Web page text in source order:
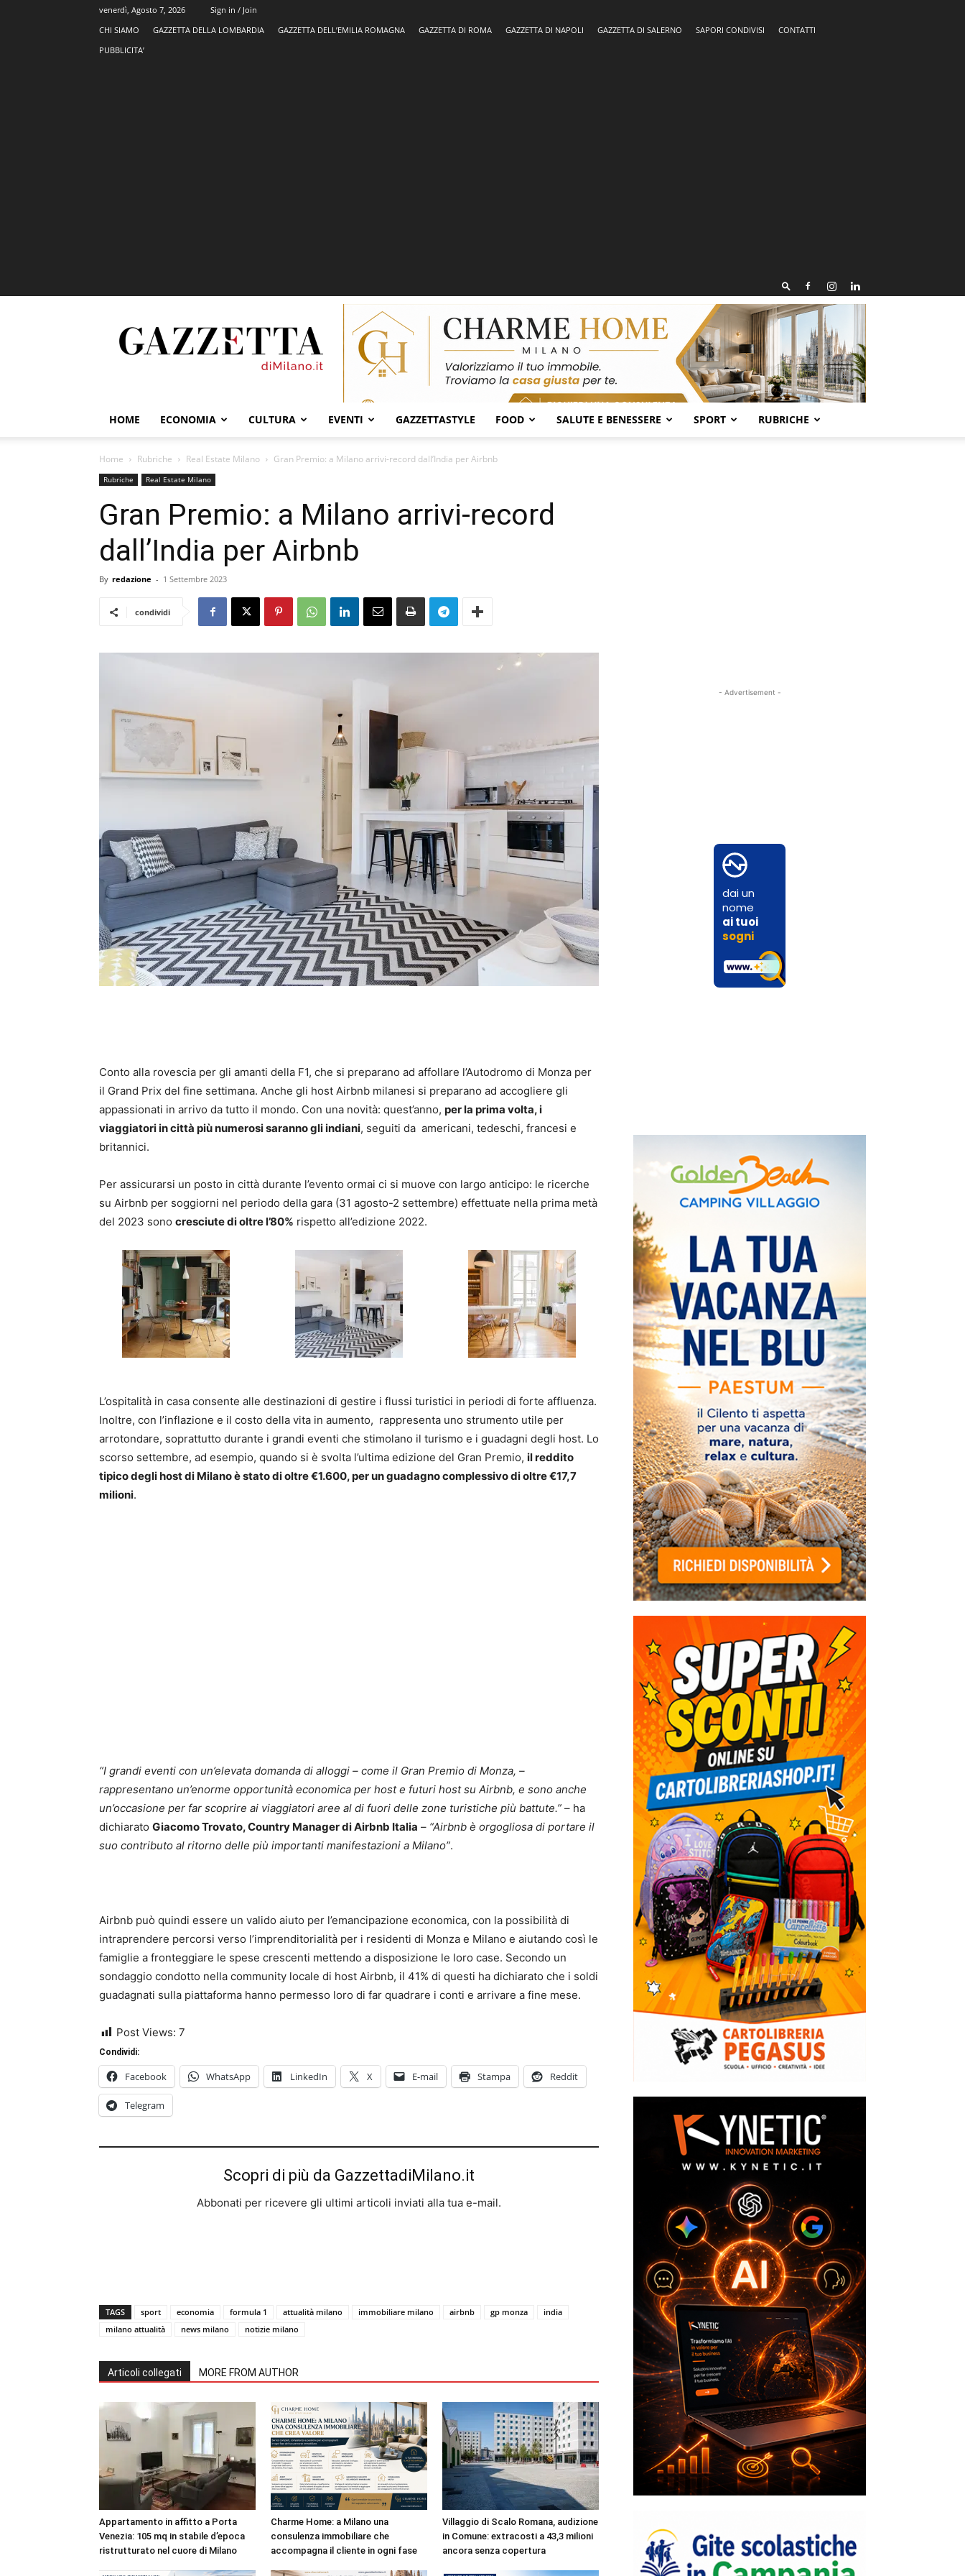
venerdì, Agosto 7, 2026
Sign in / Join
CHI SIAMO
GAZZETTA DELLA LOMBARDIA GAZZETTA DELL’EMILIA ROMAGNA GAZZETTA DI ROMA GAZZETTA DI NAPOLI GAZZETTA DI SALERNO SAPORI CONDIVISI
CONTATTI
PUBBLICITA’
HOME ECONOMIA CULTURA EVENTI GAZZETTASTYLE FOOD SALUTE E BENESSERE SPORT RUBRICHE
Home Rubriche Real Estate Milano Gran Premio: a Milano arrivi-record dall’India per Airbnb
Rubriche Real Estate Milano
Gran Premio: a Milano arrivi-record
dall’India per Airbnb
By redazione - 1 Settembre 2023
condividi
Conto alla rovescia per gli amanti della F1, che si preparano ad affollare l’Autodromo di Monza per
il Grand Prix del fine settimana. Anche gli host Airbnb milanesi si preparano ad accogliere gli
appassionati in arrivo da tutto il mondo. Con una novità: quest’anno, per la prima volta, i
viaggiatori in città più numerosi saranno gli indiani, seguiti da americani, tedeschi, francesi e
britannici.
Per assicurarsi un posto in città durante l’evento ormai ci si muove con largo anticipo: le ricerche
su Airbnb per soggiorni nel periodo della gara (31 agosto-2 settembre) effettuate nella prima metà
del 2023 sono cresciute di oltre l’80% rispetto all’edizione 2022.
L’ospitalità in casa consente alle destinazioni di gestire i flussi turistici in periodi di forte affluenza.
Inoltre, con l’inflazione e il costo della vita in aumento, rappresenta uno strumento utile per
arrotondare, soprattutto durante i grandi eventi che stimolano il turismo e i guadagni degli host. Lo
scorso settembre, ad esempio, quando si è svolta l’ultima edizione del Gran Premio, il reddito
tipico degli host di Milano è stato di oltre €1.600, per un guadagno complessivo di oltre €17,7
milioni.
“I grandi eventi con un’elevata domanda di alloggi – come il Gran Premio di Monza, –
rappresentano un’enorme opportunità economica per host e futuri host su Airbnb, e sono anche
un’occasione per far scoprire ai viaggiatori aree al di fuori delle zone turistiche più battute.” – ha
dichiarato Giacomo Trovato, Country Manager di Airbnb Italia – “Airbnb è orgogliosa di portare il
suo contributo al ritorno delle più importanti manifestazioni a Milano”.
Airbnb può quindi essere un valido aiuto per l’emancipazione economica, con la possibilità di
intraprendere percorsi verso l’imprenditorialità per i residenti di Monza e Milano e aiutando così le
famiglie a fronteggiare le spese crescenti mettendo a disposizione le loro case. Secondo un
sondaggio condotto nella community locale di host Airbnb, il 41% di questi ha dichiarato che i soldi
guadagnati sulla piattaforma hanno permesso loro di far quadrare i conti e arrivare a fine mese.
Post Views: 7
Condividi:
Facebook WhatsApp LinkedIn X E-mail Stampa Reddit
Telegram
Scopri di più da GazzettadiMilano.it
Abbonati per ricevere gli ultimi articoli inviati alla tua e-mail.
TAGS sport economia formula 1 attualità milano immobiliare milano airbnb gp monza
india
milano attualità
news milano notizie milano
Articoli collegati MORE FROM AUTHOR
Appartamento in affitto a Porta
Venezia: 105 mq in stabile d’epoca
ristrutturato nel cuore di Milano
Charme Home: a Milano una
consulenza immobiliare che
accompagna il cliente in ogni fase
Villaggio di Scalo Romana, audizione
in Comune: extracosti a 43,3 milioni
ancora senza copertura
- Advertisement -